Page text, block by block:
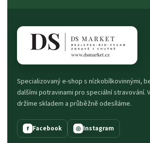
Specializovaný e-shop s nízkobílkovinnými,
dalšími potravinami pro speciální stravování.
držíme skladem a průběžně odesíláme.
f Facebook ◎ Instagram